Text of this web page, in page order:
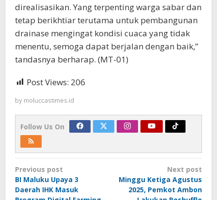
direalisasikan. Yang terpenting warga sabar dan
tetap berikhtiar terutama untuk pembangunan
drainase mengingat kondisi cuaca yang tidak
menentu, semoga dapat berjalan dengan baik,”
tandasnya berharap. (MT-01)
Post Views: 206
by moluccastimes.id
Follow Us On
Post
navigation
Previous post
BI Maluku Upaya 3
Daerah IHK Masuk
Next post
Minggu Ketiga Agustus
2025, Pemkot Ambon